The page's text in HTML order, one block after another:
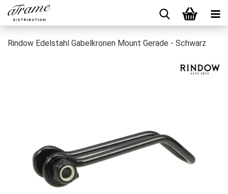
Rindow Edelstahl Gabelkronen Mount Gerade - Schwarz